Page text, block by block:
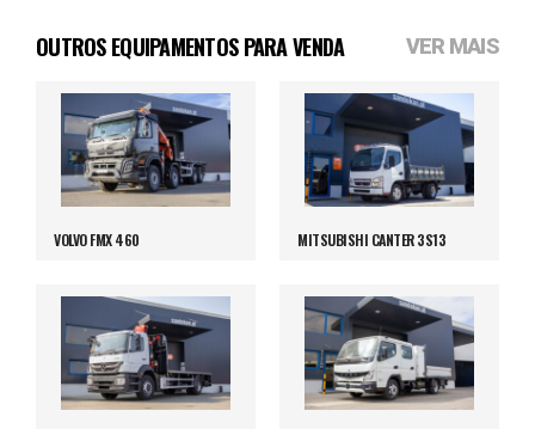
OUTROS EQUIPAMENTOS PARA VENDA VER MAIS
VOLVO FMX 460 MITSUBISHI CANTER 3S13